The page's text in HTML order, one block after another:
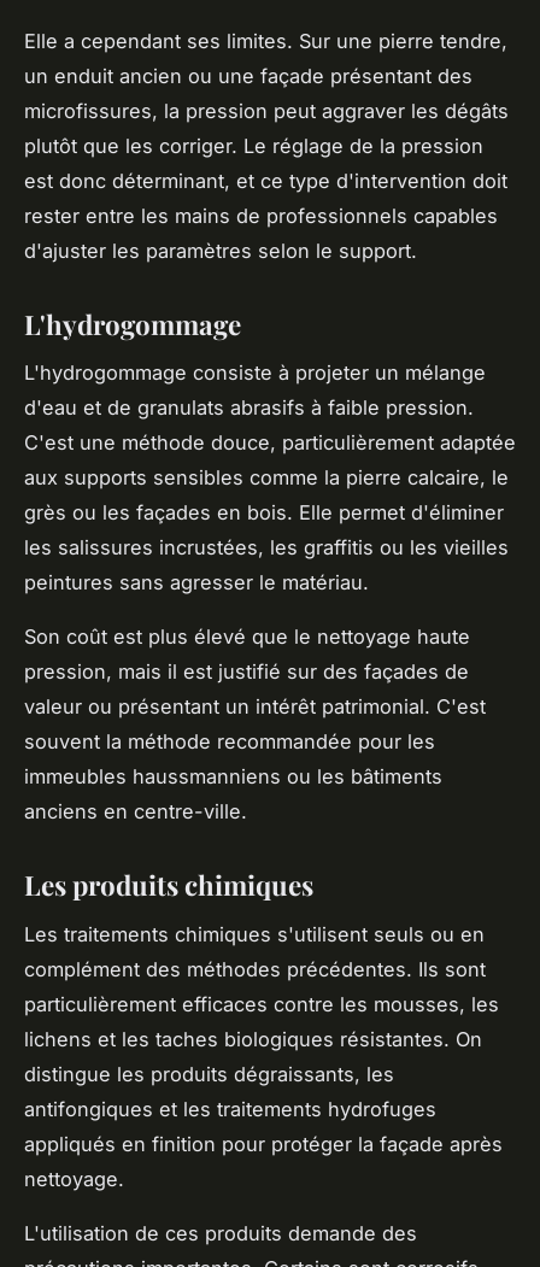
Elle a cependant ses limites. Sur une pierre tendre,
un enduit ancien ou une façade présentant des
microfissures, la pression peut aggraver les dégâts
plutôt que les corriger. Le réglage de la pression
est donc déterminant, et ce type d'intervention doit
rester entre les mains de professionnels capables
d'ajuster les paramètres selon le support.
L'hydrogommage
L'hydrogommage consiste à projeter un mélange
d'eau et de granulats abrasifs à faible pression.
C'est une méthode douce, particulièrement adaptée
aux supports sensibles comme la pierre calcaire, le
grès ou les façades en bois. Elle permet d'éliminer
les salissures incrustées, les graffitis ou les vieilles
peintures sans agresser le matériau.
Son coût est plus élevé que le nettoyage haute
pression, mais il est justifié sur des façades de
valeur ou présentant un intérêt patrimonial. C'est
souvent la méthode recommandée pour les
immeubles haussmanniens ou les bâtiments
anciens en centre-ville.
Les produits chimiques
Les traitements chimiques s'utilisent seuls ou en
complément des méthodes précédentes. Ils sont
particulièrement efficaces contre les mousses, les
lichens et les taches biologiques résistantes. On
distingue les produits dégraissants, les
antifongiques et les traitements hydrofuges
appliqués en finition pour protéger la façade après
nettoyage.
L'utilisation de ces produits demande des